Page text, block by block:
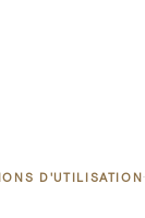
D'UTILISATION